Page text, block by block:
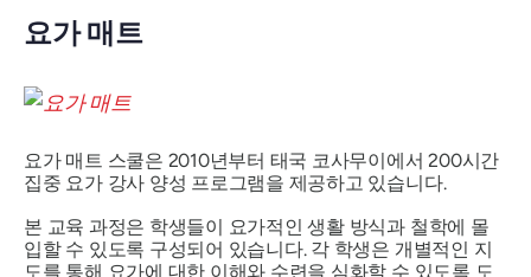
요가 매트
요가 매트 스쿨은 2010년부터 태국 코사무이에서 200시간
집중 요가 강사 양성 프로그램을 제공하고 있습니다.
본 교육 과정은 학생들이 요가적인 생활 방식과 철학에 몰
입할 수 있도록 구성되어 있습니다. 각 학생은 개별적인 지
도를 통해 요가에 대한 이해와 수련을 심화할 수 있도록 도